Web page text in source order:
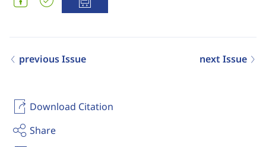
Download Citation
Share
previous Issue next Issue